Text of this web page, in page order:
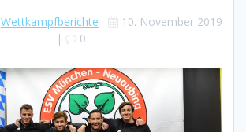
Wettkampfberichte
10. November 2019
|
0